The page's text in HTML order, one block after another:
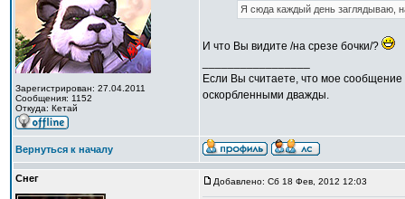
Зарегистрирован: 27.04.2011
Сообщения: 1152
Откуда: Кетай
Я сюда каждый день заглядываю,
И что Вы видите /на срезе бочки/?
Если Вы считаете, что мое сообщение
оскорбленными дважды.
Вернуться к началу
Снег Добавлено: Сб 18 Фев, 2012 12:03